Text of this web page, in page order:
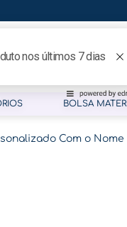
BOLSA
Com o Nome